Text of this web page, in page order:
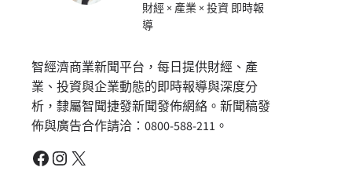
財經 × 產業 × 投資 即時報
導
智經濟商業新聞平台，每日提供財經、產
業、投資與企業動態的即時報導與深度分
析，隸屬智聞捷發新聞發佈網絡。新聞稿發
佈與廣告合作請洽：0800-588-211。
Facebook Instagram X